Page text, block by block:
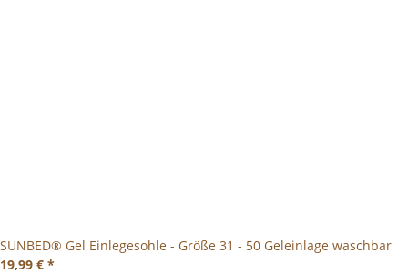
SUNBED® Gel Einlegesohle - Größe 31 - 50 Geleinlage waschbar
19,99 € *